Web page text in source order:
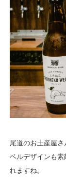
尾道のお土産屋
ベルデザインも
れますね。